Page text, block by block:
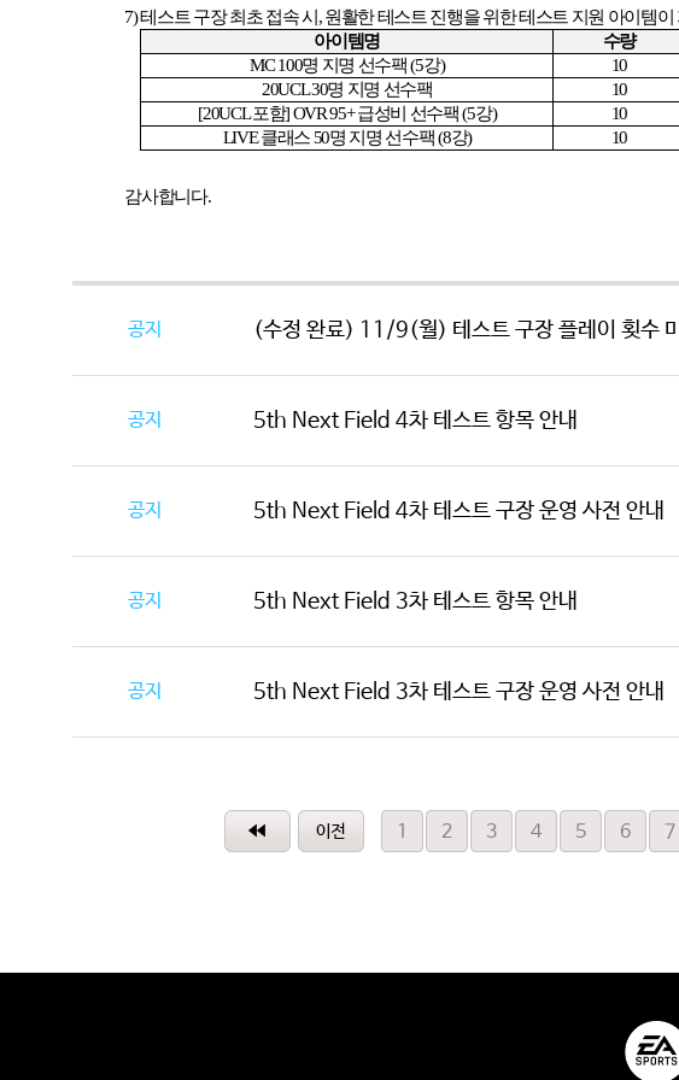
7)테스트 구장 최초 접속 시 ,원활한 테스트 진행을 위한 테스트 지원 아이템이
아이템명
수량
MC 100명 지명 선수팩(5강)
10
20UCL 30명 지명 선수팩
10
[20UCL포함] OVR 95+급성비 선수팩(5강)
10
LIVE클래스50명 지명 선수팩(8강) 10
감사합니다.
공지 (수정 완료) 11/9(월) 테스트 구장 플레이 횟수
공지 5th Next Field 4차 테스트 항목 안내
공지 5th Next Field 4차 테스트 구장 운영 사전 안내
공지 5th Next Field 3차 테스트 항목 안내
공지 5th Next Field 3차 테스트 구장 운영 사전 안내
1 2 3 4 5 6 7